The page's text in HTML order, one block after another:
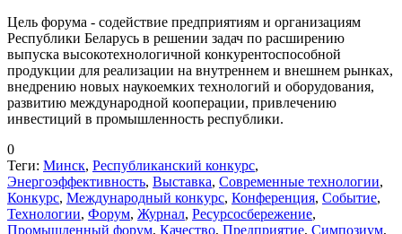
Цель форума - содействие предприятиям и организациям
Республики Беларусь в решении задач по расширению
выпуска высокотехнологичной конкурентоспособной
продукции для реализации на внутреннем и внешнем рынках,
внедрению новых наукоемких технологий и оборудования,
развитию международной кооперации, привлечению
инвестиций в промышленность республики.
0
Теги: Минск, Республиканский конкурс,
Энергоэффективность, Выставка, Современные технологии,
Конкурс, Международный конкурс, Конференция, Событие,
Технологии, Форум, Журнал, Ресурсосбережение,
Промышленный форум, Качество, Предприятие, Симпозиум,